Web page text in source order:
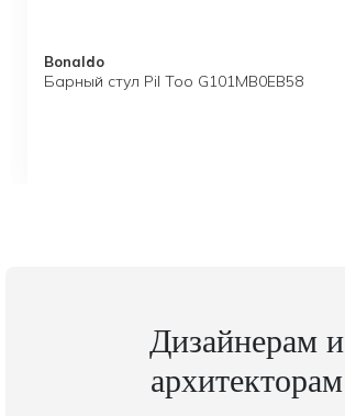
Bonaldo
Барный стул Pil Too G101MB0EB58
Дизайнерам и
архитекторам